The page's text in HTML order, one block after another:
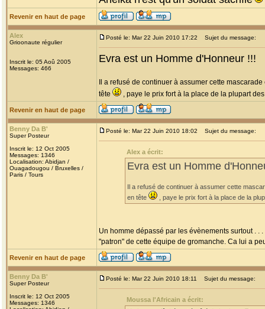
Revenir en haut de page
Alex
Grioonaute régulier
Inscrit le: 05 Aoû 2005
Messages: 466
Posté le: Mar 22 Juin 2010 17:22 Sujet du message:
Evra est un Homme d'Honneur !!!
Il a refusé de continuer à assumer cette
tête
, paye le prix fort à la place de la plupart
Revenir en haut de page
Benny Da B'
Super Posteur
Inscrit le: 12 Oct 2005
Messages: 1346
Localisation: Abidjan /
Ouagadougou / Bruxelles /
Paris / Tours
Posté le: Mar 22 Juin 2010 18:02 Sujet du message:
Alex a écrit:
Evra est un Homme
Il a refusé de continuer à assumer cette
en tête
, paye le prix fort à la place de la
Un homme dépassé par les évènements surtout .
"patron" de cette équipe de gromanche. Ca lui a
Revenir en haut de page
Benny Da B'
Super Posteur
Inscrit le: 12 Oct 2005
Messages: 1346
Posté le: Mar 22 Juin 2010 18:11 Sujet du message:
Moussa l'Africain a écrit: